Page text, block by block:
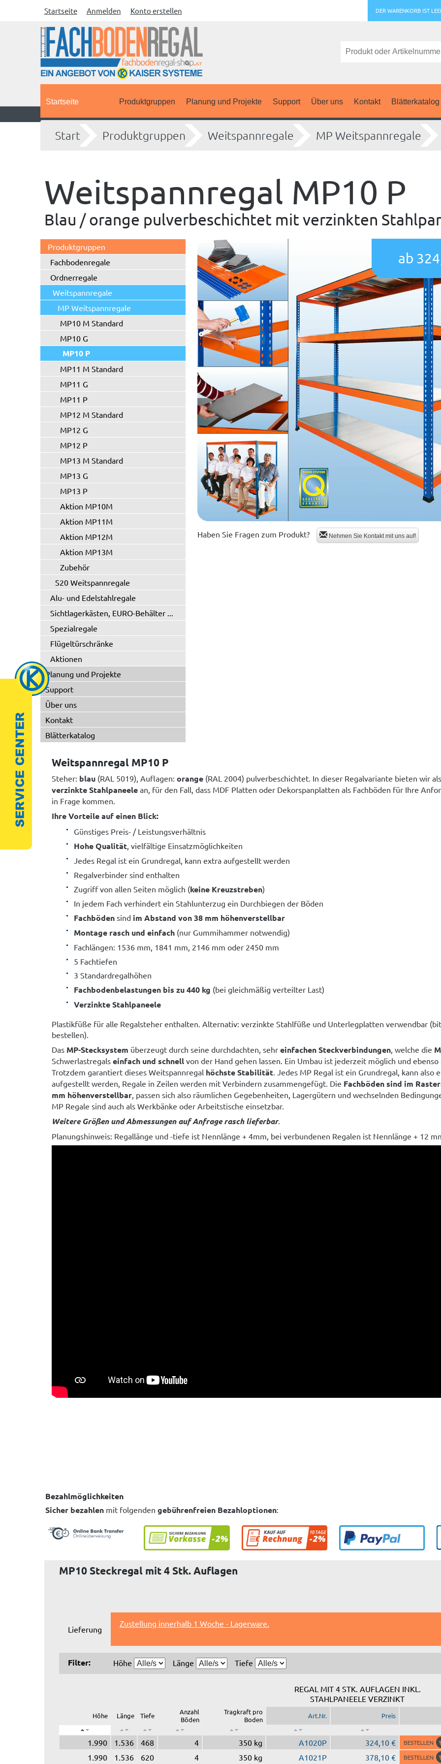
Startseite Anmelden Konto erstellen DER WARENKORB IST
Startseite Produktgruppen Planung und Projekte Support Über uns Kontakt Blätterkatalog
Start Produktgruppen Weitspannregale MP Weitspannregale
Weitspannregal MP10 P
Blau / orange pulverbeschichtet mit verzinkten
Produktgruppen
Fachbodenregale
Ordnerregale
Weitspannregale
MP Weitspannregale
MP10 M Standard
MP10 G
MP10 P
MP11 M Standard
MP11 G
MP11 P
MP12 M Standard
MP12 G
MP12 P
MP13 M Standard
MP13 G
MP13 P
Aktion MP10M
Aktion MP11M
Aktion MP12M
Aktion MP13M
Zubehör
S20 Weitspannregale
Alu- und Edelstahlregale
Sichtlagerkästen, EURO-Behälter ...
Spezialregale
Flügeltürschränke
Aktionen
Planung und Projekte
Support
Über uns
Kontakt
Blätterkatalog
ab
Haben Sie Fragen zum Produkt? Nehmen Sie Kontakt mit uns auf!
Weitspannregal MP10 P
Steher: blau (RAL 5019), Auflagen: orange (RAL 2004) pulverbeschichtet. In dieser Regalvariante bieten wir
verzinkte Stahlpaneele an, für den Fall, dass MDF Platten oder Dekorspanplatten als Fachböden für Ihre
in Frage kommen.
Ihre Vorteile auf einen Blick:
Günstiges Preis- / Leistungsverhältnis
Hohe Qualität, vielfältige Einsatzmöglichkeiten
Jedes Regal ist ein Grundregal, kann extra aufgestellt werden
Regalverbinder sind enthalten
Zugriff von allen Seiten möglich (keine Kreuzstreben)
In jedem Fach verhindert ein Stahlunterzug ein Durchbiegen der Böden
Fachbödensind im Abstand von 38 mm höhenverstellbar
Montage rasch und einfach(nur Gummihammer notwendig)
Fachlängen: 1536 mm, 1841 mm, 2146 mm oder 2450 mm
5 Fachtiefen
3 Standardregalhöhen
Fachbodenbelastungen bis zu 440 kg (bei gleichmäßig verteilter Last)
Verzinkte Stahlpaneele
Plastikfüße für alle Regalsteher enthalten. Alternativ: verzinkte Stahlfüße und Unterlegplatten verwendbar
bestellen).
Das MP-Stecksystem überzeugt durch seine durchdachten, sehr einfachen Steckverbindungen , welche die
Schwerlastregals einfach und schnell von der Hand gehen lassen. Ein Umbau ist jederzeit möglich und
Trotzdem garantiert dieses Weitspannregal höchste Stabilität . Jedes MP Regal ist ein Grundregal, kann also
aufgestellt werden, Regale in Zeilen werden mit Verbindern zusammengefügt. Die Fachböden sind im
mm höhenverstellbar , passen sich also räumlichen Gegebenheiten, Lagergütern und wechselnden
MP Regale sind auch als Werkbänke oder Arbeitstische einsetzbar.
Weitere Größen und Abmessungen auf Anfrage rasch lieferbar.
Planungshinweis: Regallänge und -tiefe ist Nennlänge + 4mm, bei verbundenen Regalen ist Nennlänge + 12
Bezahlmöglichkeiten
Sicher bezahlen mit folgenden gebührenfreien Bezahloptionen:
MP10 Steckregal mit 4 Stk. Auflagen
Lieferung
Zustellung innerhalb 1 Woche - Lagerware.
Filter: Höhe Länge Tiefe
REGAL MIT 4 STK. AUFLAGEN INKL.
STAHLPANEELE VERZINKT
Höhe Länge Tiefe
Anzahl
Böden
Tragkraft pro
Boden
Art.Nr. Preis
1.990 1.536 468 4 350 kg A1020P
324,10 €
1.990
1.536 620 4 350 kg A1021P 378,10 €